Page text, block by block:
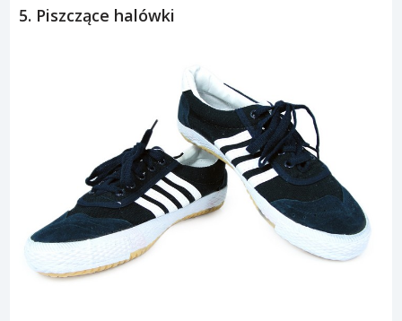
5. Piszczące halówki